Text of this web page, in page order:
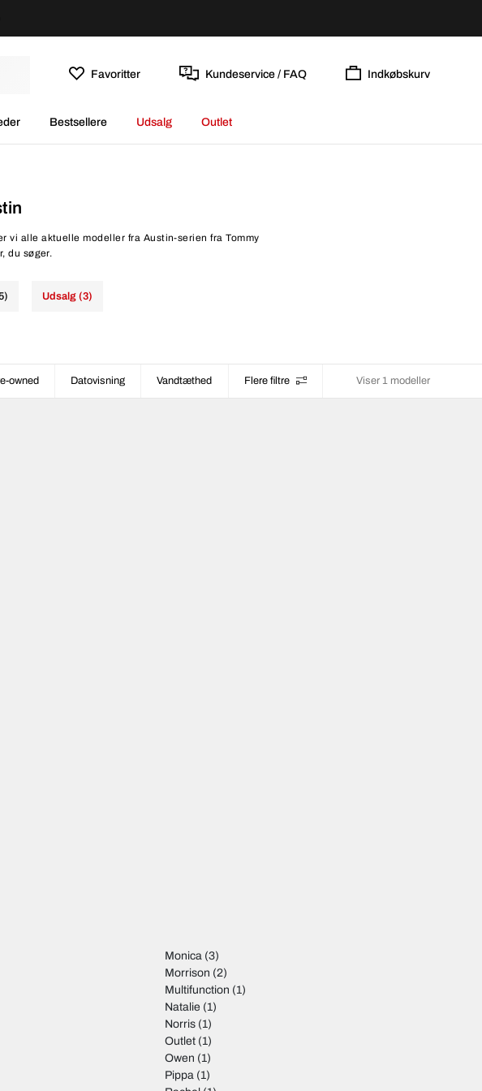
Favoritter Kundeservice / FAQ Indkøbskurv
Bestsellere Udsalg Outlet
vi alle aktuelle modeller fra Austin-serien fra Tommy
du søger.
Udsalg (3)
owned Datovisning Vandtæthed Flere filtre Viser 1 modeller
Monica (3)
Morrison (2)
Multifunction (1)
Natalie (1)
Norris (1)
Outlet (1)
Owen (1)
Pippa (1)